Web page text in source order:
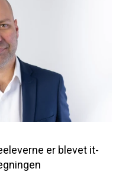
er blevet it-